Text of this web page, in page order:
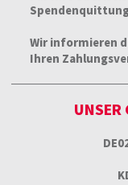
Wir informieren
Ihren
UNSER